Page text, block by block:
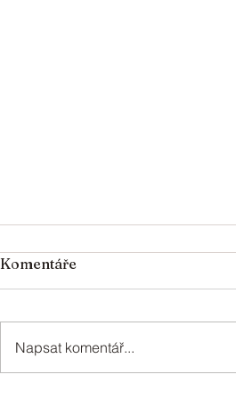
V roce 2024 oslaví svá
Anna 85 - Peclinovská Marie 80 -
Babická Zdeňka, Král Josef,
Komentáře
Napsat komentář...